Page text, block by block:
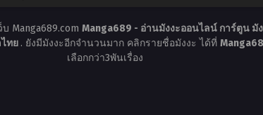
บ Manga689.com Manga689 - อ่านมังงะออนไลน์ การ์ตูน มั
ทย . ยังมีมังงะอีกจำนวนมาก คลิกรายชื่อมังงะ ได้ที่
เลือกกว่า3พันเรื่อง